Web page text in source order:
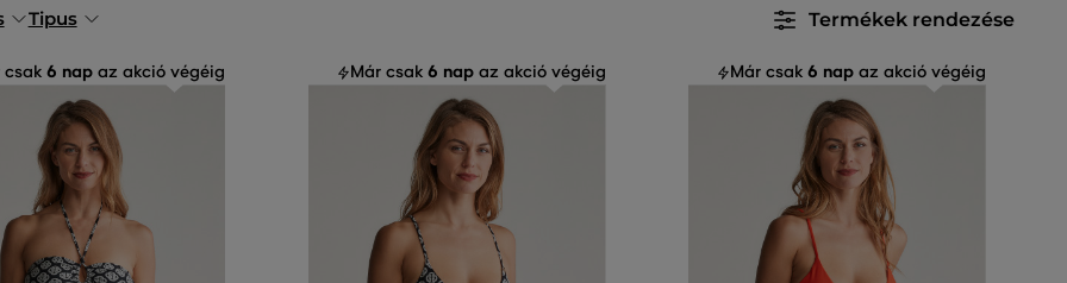
Tipus Termékek rendezése
csak6 nap az akció végéig Már csak 6 napaz akció végéig Már csak 6 napaz akció végéig